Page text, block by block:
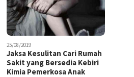
25/08/2019
Jaksa Kesulitan Cari Rumah
Sakit yang Bersedia Kebiri
Kimia Pemerkosa Anak